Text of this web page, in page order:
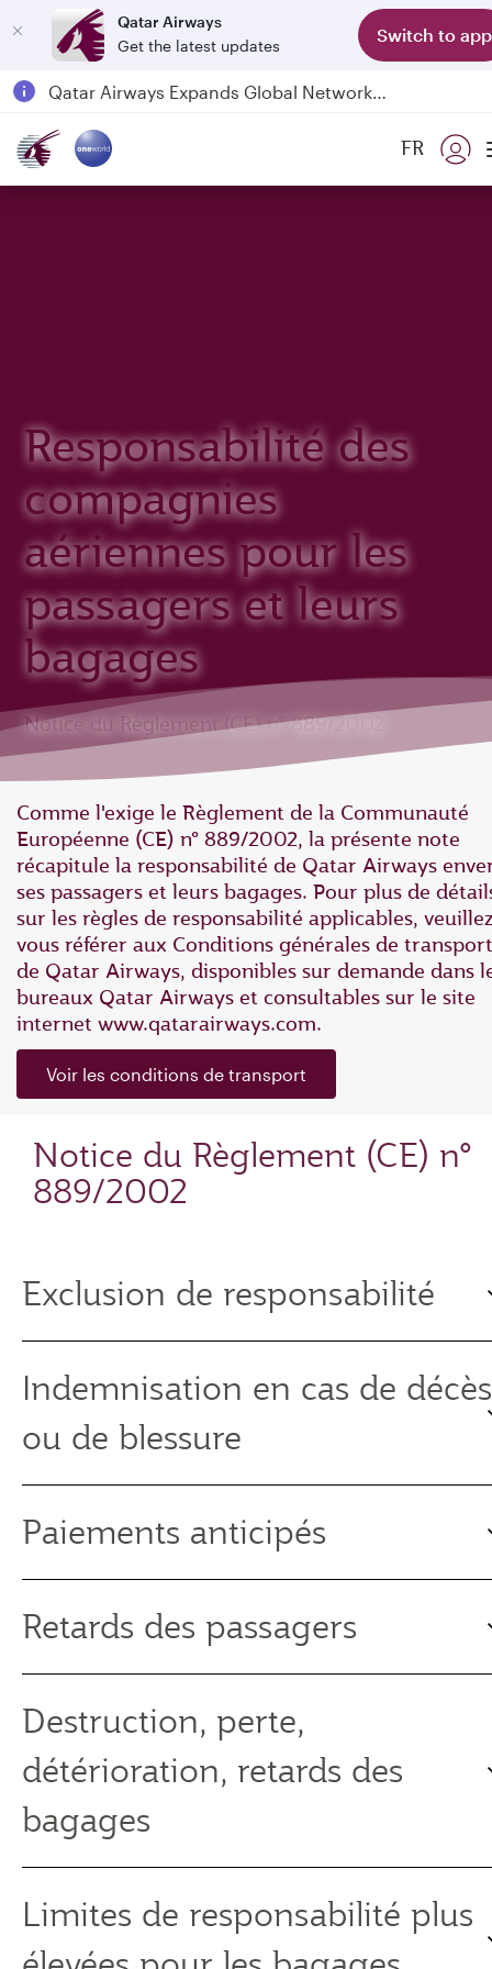
Qatar Airways
Get the latest updates
Switch to app
Qatar Airways Expands Global Network to over 160 Destinations
30 July 2026: Temporary passenger flight suspension to Bahrain (BAH), Erbil (EBL), and Kuwait (KWI)
FR
Responsabilité des
compagnies
aériennes pour les
passagers et leurs
bagages
Notice du Règlement (CE) n° 889/2002
Comme l'exige le Règlement de la Communauté
Européenne (CE) n° 889/2002, la présente note
récapitule la responsabilité de Qatar Airways
ses passagers et leurs bagages. Pour plus de
sur les règles de responsabilité applicables, veuillez
vous référer aux Conditions générales de transport
de Qatar Airways, disponibles sur demande dans
bureaux Qatar Airways et consultables sur le site
internet www.qatarairways.com.
Voir les conditions de transport
Notice du Règlement (CE) n°
889/2002
Exclusion de responsabilité
Indemnisation en cas de décès
ou de blessure
Paiements anticipés
Retards des passagers
Destruction, perte,
détérioration, retards des
bagages
Limites de responsabilité plus